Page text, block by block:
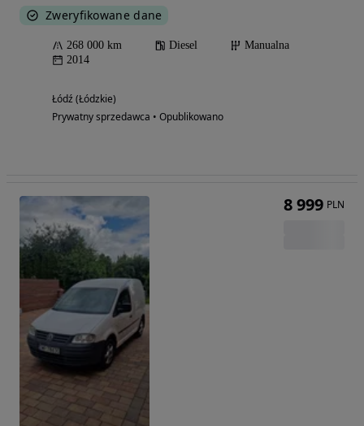
Zweryfikowane dane
268 000 km Diesel
Manualna
2014
Łódź (Łódzkie)
Prywatny sprzedawca • Opublikowano
8 999 PLN